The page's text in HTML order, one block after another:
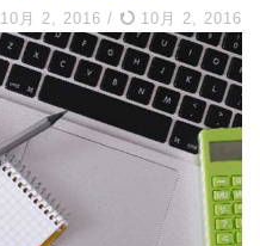
10月 2, 2016 / 10月 2, 2016